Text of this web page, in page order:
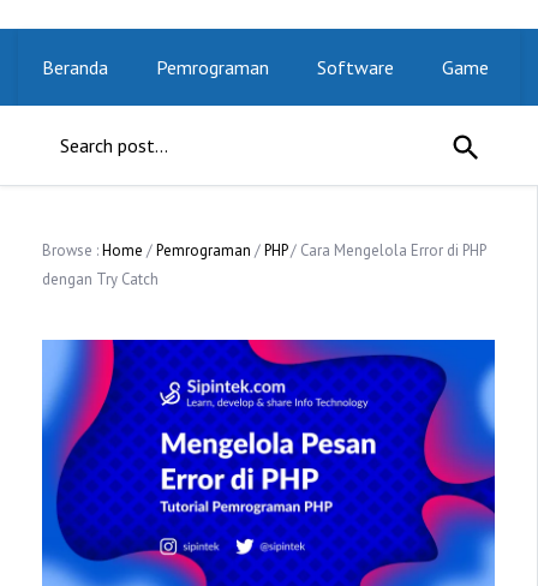
Beranda Pemrograman Software Game
Browse :Home /Pemrograman /PHP/ Cara Mengelola Error di PHP
dengan Try Catch